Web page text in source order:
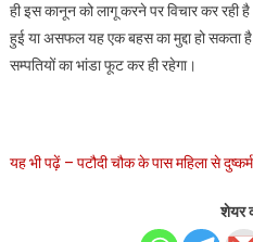
ही इस कानून को लागू करने पर विचार कर रही
हुई या असफल यह एक बहस का मुद्दा हो सकता
सम्पतियों का भांडा फूट कर ही रहेगा।
यह भी पढ़ें – पटौदी चौक के पास महिला से दुष्कर्म
शेयर